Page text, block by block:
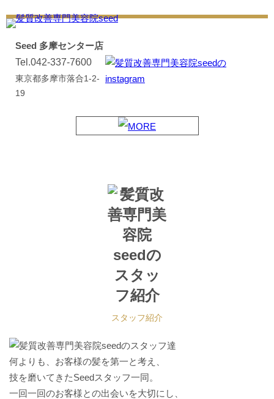
Seed 多摩センター店
Tel.042-337-7600
東京都多摩市落合1-2-
19
スタッフ紹介
何よりも、お客様の髪を第一と考え、
技を磨いてきたSeedスタッフ一同。
一回一回のお客様との出会いを大切にし、